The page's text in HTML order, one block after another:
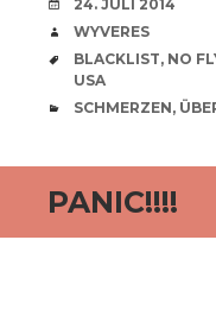
24. JULI 2014
VERFASSER
WYVERES
SCHLAGWÖRTER
BLACKLIST, NO
USA
CATEGORIES
SCHMERZEN,
PANIC!!!!